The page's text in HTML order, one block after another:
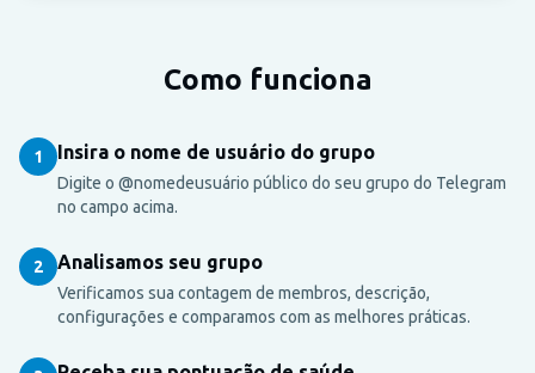
Como funciona
1 Insira o nome de usuário do grupo
Digite o @nomedeusuário público do seu grupo do Telegram
no campo acima.
2 Analisamos seu grupo
Verificamos sua contagem de membros, descrição,
configurações e comparamos com as melhores práticas.